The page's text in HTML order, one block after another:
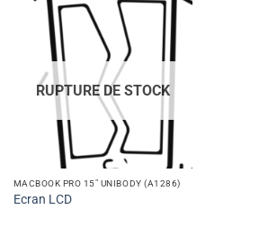
RUPTURE DE STOCK
MACBOOK PRO 15" UNIBODY (A1286)
Ecran LCD